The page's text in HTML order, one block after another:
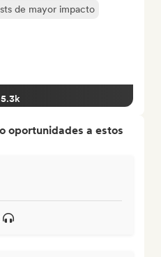
de mayor impacto
5.3k
oportunidades a estos